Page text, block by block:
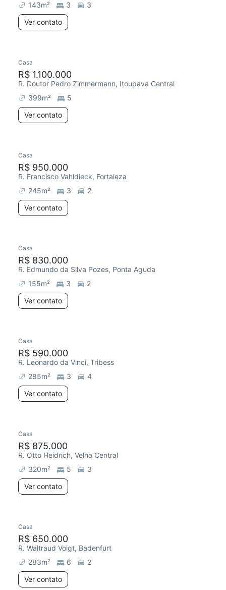
143m² 3
3
Ver contato
Casa
R$ 1.100.000
R. Doutor Pedro Zimmermann, Itoupava Central
399m²
5
Ver contato
Casa
R$ 950.000
R. Francisco Vahldieck, Fortaleza
245m² 3
2
Ver contato
Casa
R$ 830.000
R. Edmundo da Silva Pozes, Ponta Aguda
155m² 3
2
Ver contato
Chegou este mês
Casa
R$ 590.000
R. Leonardo da Vinci, Tribess
285m² 3
4
Ver contato
Casa
R$ 875.000
R. Otto Heidrich, Velha Central
320m² 5
3
Ver contato
Casa
R$ 650.000
R. Waltraud Voigt, Badenfurt
283m² 6
2
Ver contato